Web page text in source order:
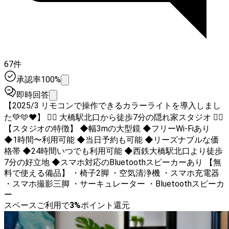
67件
承認率100%
即時回答
【2025/3 リモコンで操作できるカラーライトを導入しまし
た💚🩵❤️】 🚶‍♂️ 大橋駅北口から徒歩7分の隠れ家スタジオ 🚶‍♀️
【スタジオの特徴】 ◆幅3mの大型鏡 ◆フリーWi-Fiあり
◆1時間〜利用可能 ◆当日予約も可能 ◆リーズナブルな価
格帯 ◆24時間いつでも利用可能 ◆西鉄大橋駅北口より徒歩
7分の好立地 ◆スマホ対応のBluetoothスピーカーあり 【無
料で使える備品】 ・椅子2脚 ・空気清浄機 ・スマホ充電器
・スマホ撮影三脚 ・サーキュレーター ・Bluetoothスピーカ
ー
スペースご利用で3%ポイント還元